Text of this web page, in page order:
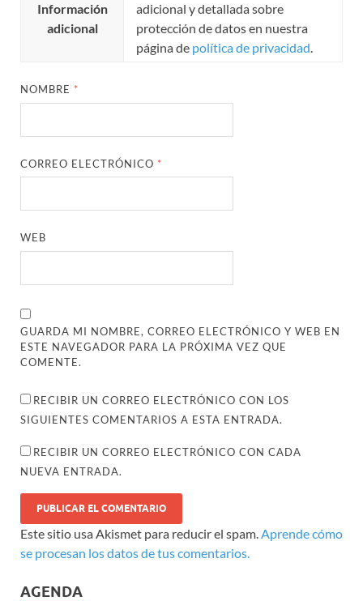
Información
adicional
adicional y detallada sobre
protección de datos en nuestra
página de política de privacidad.
NOMBRE *
CORREO ELECTRÓNICO *
WEB
GUARDA MI NOMBRE, CORREO ELECTRÓNICO Y WEB EN
ESTE NAVEGADOR PARA LA PRÓXIMA VEZ QUE
COMENTE.
RECIBIR UN CORREO ELECTRÓNICO CON LOS
SIGUIENTES COMENTARIOS A ESTA ENTRADA.
RECIBIR UN CORREO ELECTRÓNICO CON CADA
NUEVA ENTRADA.
Este sitio usa Akismet para reducir el spam. Aprende cómo
se procesan los datos de tus comentarios.
AGENDA